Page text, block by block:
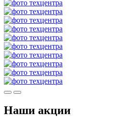
Наши акции